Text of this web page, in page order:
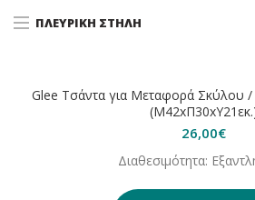
ΠΛΕΥΡΙΚΉ ΣΤΉΛΗ
Glee Τσάντα για Μεταφορά Σκύλου
26,00€
Διαθεσιμότητα: